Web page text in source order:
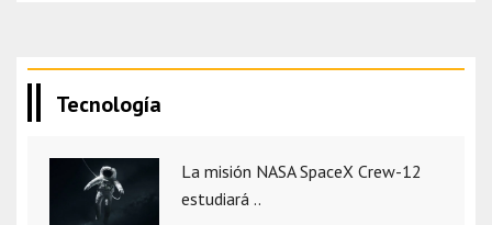
Tecnología
La misión NASA SpaceX Crew-12
estudiará ..